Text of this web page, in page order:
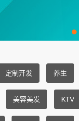
定制开发 养生
美容美发 KTV